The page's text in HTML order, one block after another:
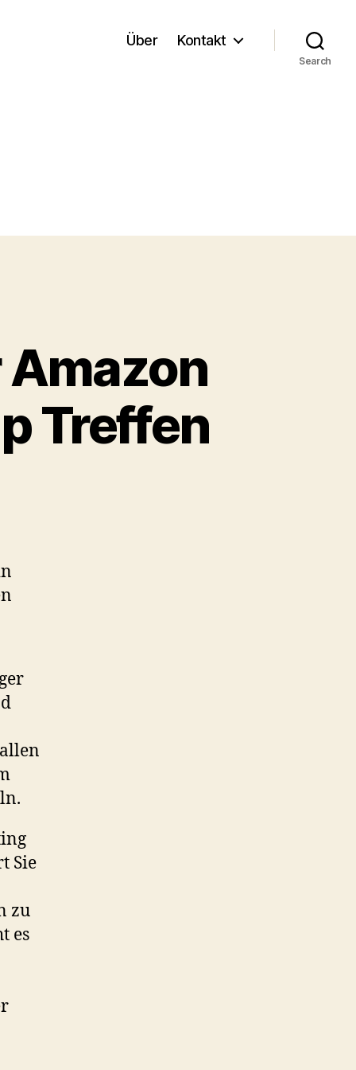
Über Kontakt
Search
Amazon
Treffen
Sie
zu
es